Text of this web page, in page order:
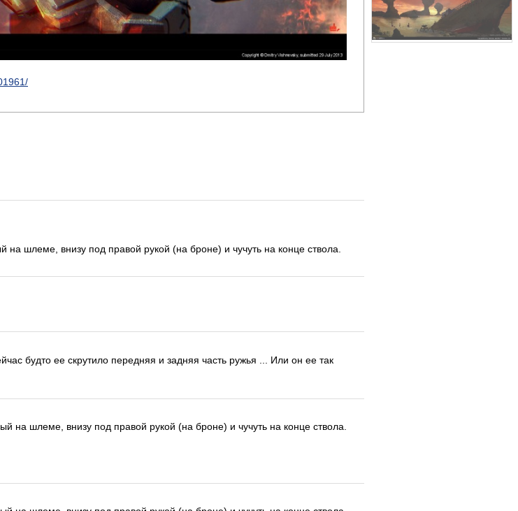
на шлеме, внизу под правой рукой (на броне) и чучуть на конце ствола.
будто ее скрутило передняя и задняя часть ружья ... Или он ее так
на шлеме, внизу под правой рукой (на броне) и чучуть на конце ствола.